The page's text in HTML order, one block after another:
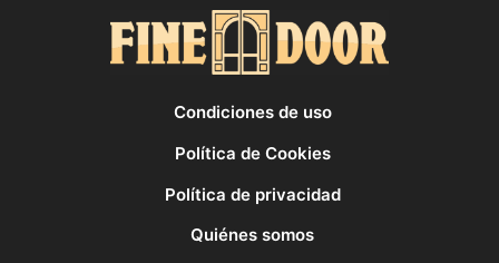
Condiciones de uso
Política de Cookies
Política de privacidad
Quiénes somos